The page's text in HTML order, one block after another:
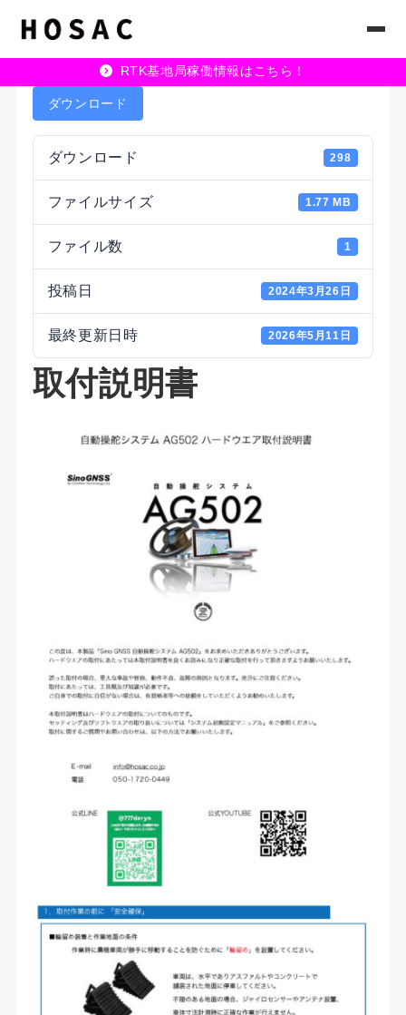
RTK基地局稼働情報はこちら！
ダウンロード
ダウンロード 298
ファイルサイズ 1.77 MB
ファイル数 1
投稿日 2024年3月26日
最終更新日時 2026年5月11日
取付説明書